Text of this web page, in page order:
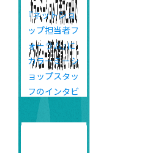
『ネットショ
ップ担当者フ
ォーラム』に
カラーミーシ
ョップスタッ
フのインタビ
ュー記事が掲
載されました